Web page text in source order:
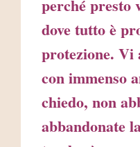
perché
dove tutto è
protezione.
con immenso
chiedo, non
abbandonate